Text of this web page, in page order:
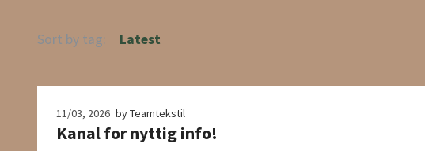
Sort by tag: Latest
11/03, 2026 by Teamtekstil
Kanal for nyttig info!